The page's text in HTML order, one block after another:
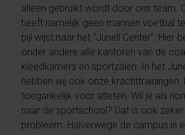
alleen gebruikt wordt door ons team.
heeft namelijk geen mannen voetbal
pijl wijst naar het “Junell Center”. Hier
onder andere alle kantoren van de
kleedkamers en sportzalen. In het
hebben wij ook onze krachttrainingen.
toegankelijk voor atleten. Wil je als
naar de sportschool? Dat is ook
probleem. Halverwege de campus is